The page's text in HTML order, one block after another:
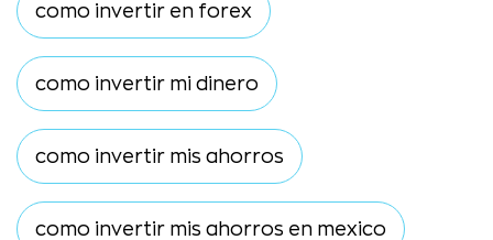
como invertir en forex
como invertir mi dinero
como invertir mis ahorros
como invertir mis ahorros en mexico